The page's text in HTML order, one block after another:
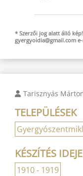
* Szerzői jog alatt álló
gyergyoidia@gmail.com
Tarisznyás
TELEPÜLÉSEK
KÉSZÍTÉS IDEJE
1910 - 1919